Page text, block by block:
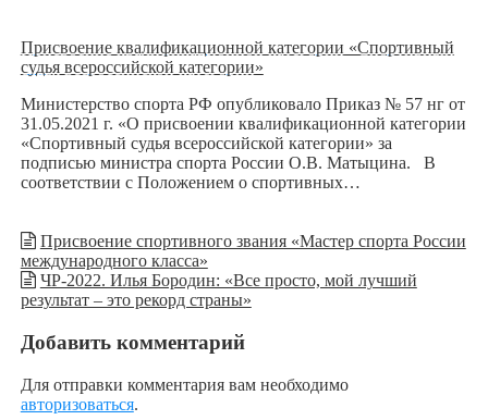
Присвоение квалификационной категории «Спортивный
судья всероссийской категории»
Министерство спорта РФ опубликовало Приказ № 57 нг от
31.05.2021 г. «О присвоении квалификационной категории
«Спортивный судья всероссийской категории» за
подписью министра спорта России О.В. Матыцина. В
соответствии с Положением о спортивных…
Присвоение спортивного звания «Мастер спорта России
международного класса»
ЧР-2022. Илья Бородин: «Все просто, мой лучший
результат – это рекорд страны»
Добавить комментарий
Для отправки комментария вам необходимо
авторизоваться.